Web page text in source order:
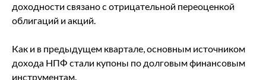
доходности связано с отрицательной переоценкой
облигаций и акций.
Как и в предыдущем квартале, основным источником
дохода НПФ стали купоны по долговым финансовым
инструментам.